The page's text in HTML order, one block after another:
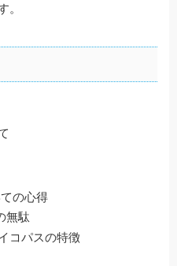
。
の心得
無駄
パスの特徴